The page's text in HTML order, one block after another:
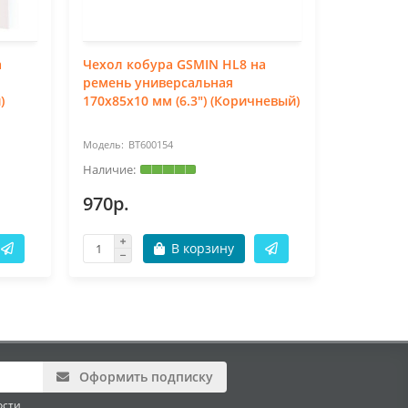
Чехол кобура GSMIN HL8 на
ремень универсальная
170x85x10 мм (6.3") (Коричневый)
BT600154
970р.
В корзину
Оформить подписку